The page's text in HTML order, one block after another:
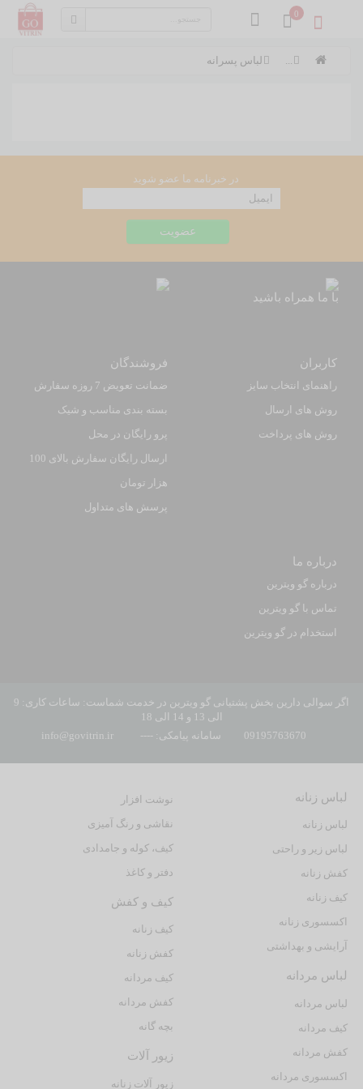
0
... لباس پسرانه
در خبرنامه ما عضو شوید
با ما همراه باشید
کاربران
راهنمای انتخاب سایز
روش های ارسال
روش های پرداخت
فروشندگان
ضمانت تعویض 7 روزه سفارش
بسته بندی مناسب و شیک
پرو رایگان در محل
ارسال رایگان سفارش بالای 100
هزار تومان
پرسش های متداول
درباره ما
درباره گو ویترین
تماس با گو ویترین
استخدام در گو ویترین
اگر سوالی دارین بخش پشتیانی گو ویترین در خدمت شماست: ساعات کاری: 9
الی 13 و 14 الی 18
09195763670
سامانه پیامکی: ---- info@govitrin.ir
لباس زنانه
لباس زنانه
لباس زیر و راحتی
کفش زنانه
کیف زنانه
اکسسوری زنانه
آرایشی و بهداشتی
لباس مردانه
لباس مردانه
کیف مردانه
کفش مردانه
اکسسوری مردانه
نوشت افزار
نقاشی و رنگ آمیزی
کیف، کوله و جامدادی
دفتر و کاغذ
کیف و کفش
کیف زنانه
کفش زنانه
کیف مردانه
کفش مردانه
بچه گانه
زیور آلات
زیور آلات زنانه